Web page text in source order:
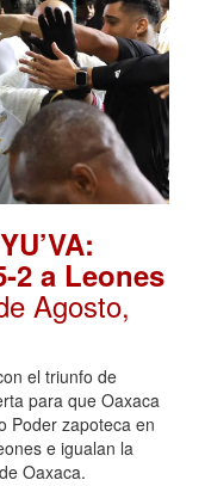
2 a Leones
Agosto,
el triunfo de
para que Oaxaca
Poder zapoteca en
e igualan la
Oaxaca.